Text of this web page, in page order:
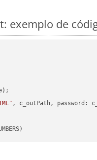
exemplo de
, c_outPath, password :